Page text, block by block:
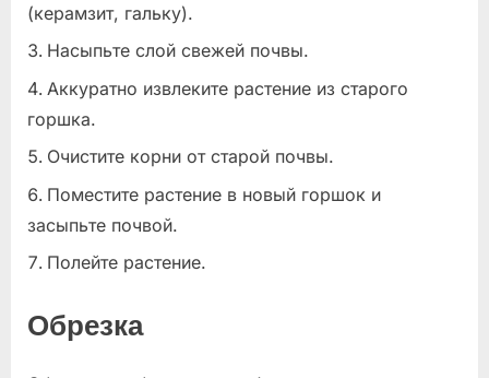
(керамзит, гальку).
Насыпьте слой свежей почвы.
Аккуратно извлеките растение из старого
горшка.
Очистите корни от старой почвы.
Поместите растение в новый горшок и
засыпьте почвой.
Полейте растение.
Обрезка